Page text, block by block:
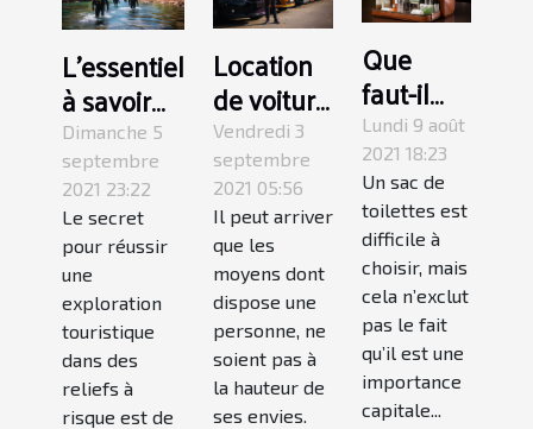
L'essentiel
à savoir
sur le
couplage
du
canyoning
et du
rafting
Dimanche 5
septembre
2021 23:22
Le secret
pour réussir
une
exploration
touristique
dans des
reliefs à
risque est de
Location
de voiture
: les
conditions
à remplir
Vendredi 3
septembre
2021 05:56
Il peut arriver
que les
moyens dont
dispose une
personne, ne
soient pas à
la hauteur de
ses envies.
Que
faut-il
savoir
sur un
sac de
toilettes
?
Lundi 9 août
2021 18:23
Un sac de
toilettes est
difficile à
choisir, mais
cela n’exclut
pas le fait
qu’il est une
importance
capitale...